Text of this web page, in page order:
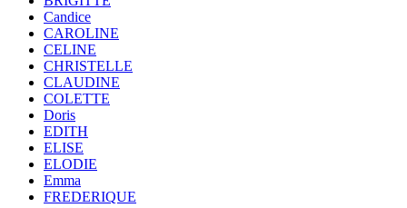
Candice
CAROLINE
CELINE
CHRISTELLE
CLAUDINE
COLETTE
Doris
EDITH
ELISE
ELODIE
Emma
FREDERIQUE